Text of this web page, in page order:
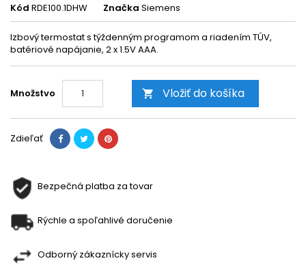
Kód RDE100.1DHW Značka Siemens
Izbový termostat s týždenným programom a riadením TÚV,
batériové napájanie, 2 x 1.5V AAA.
Množstvo  Vložiť do košíka
Zdieľať
Bezpečná platba za tovar
Rýchle a spoľahlivé doručenie
Odborný zákaznícky servis